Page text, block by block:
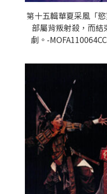
第十五輯華夏采風「
部屬背叛射殺，而結
劇。-